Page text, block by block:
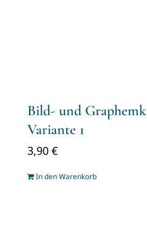
Bild- und
Variante 1
3,90 €
In den Warenkorb